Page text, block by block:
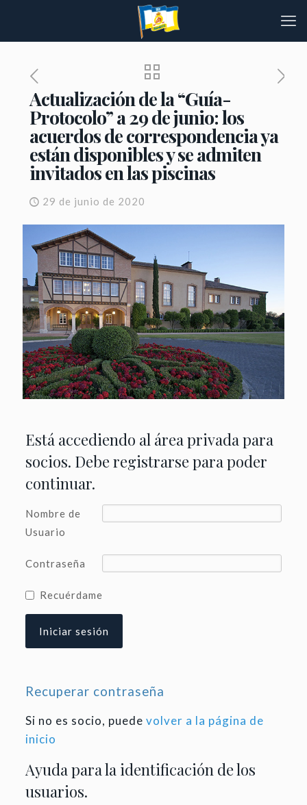
Actualización de la “Guía-
Protocolo” a 29 de junio: los
acuerdos de correspondencia ya
están disponibles y se admiten
invitados en las piscinas
29 de junio de 2020
Está accediendo al área privada para
socios. Debe registrarse para poder
continuar.
Nombre de
Usuario
Contraseña
Recuérdame
Recuperar contraseña
Si no es socio, puede volver a la página de
inicio
Ayuda para la identificación de los
usuarios.